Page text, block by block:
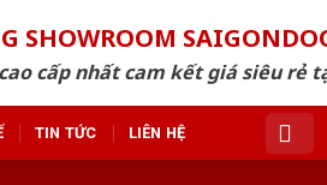
SHOWROOM
cấp nhất cam kết giá siêu rẻ
TIN TỨC LIÊN HỆ